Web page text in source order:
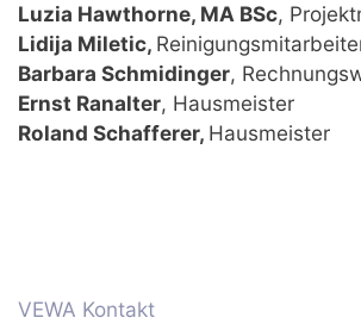
Luzia Hawthorne, MA BSc,
Lidija Miletic,
Barbara Schmidinger,
Ernst Ranalter, Hausmeister
Roland Schafferer, Hausmeister
VEWA Kontakt